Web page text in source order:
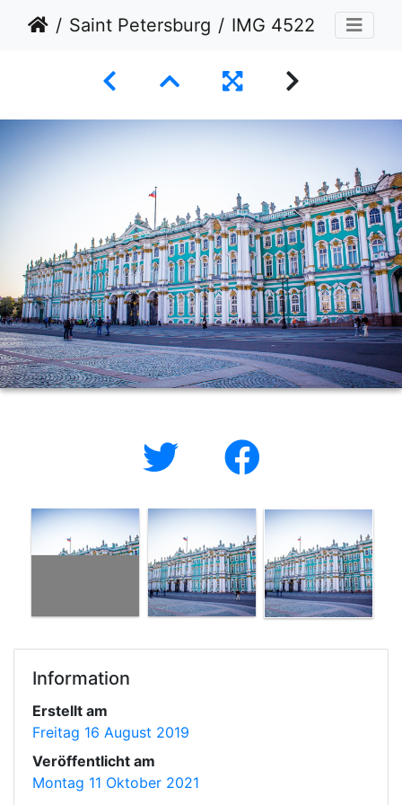
Saint Petersburg IMG 4522
Information
Erstellt am
Freitag 16 August 2019
Veröffentlicht am
Montag 11 Oktober 2021